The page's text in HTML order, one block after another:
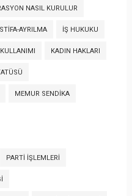
NASIL KURULUR
AYRILMA İŞ HUKUKU
KADIN HAKLARI
MEMUR SENDIKA
PARTI İŞLEMLERI